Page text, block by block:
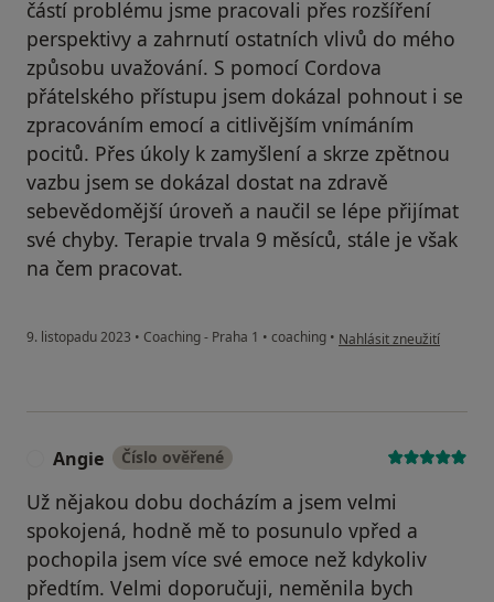
částí problému jsme pracovali přes rozšíření
perspektivy a zahrnutí ostatních vlivů do mého
způsobu uvažování. S pomocí Cordova
přátelského přístupu jsem dokázal pohnout i se
zpracováním emocí a citlivějším vnímáním
pocitů. Přes úkoly k zamyšlení a skrze zpětnou
vazbu jsem se dokázal dostat na zdravě
sebevědomější úroveň a naučil se lépe přijímat
své chyby. Terapie trvala 9 měsíců, stále je však
na čem pracovat.
9. listopadu 2023 • Coaching - Praha 1 • coaching • podle názoru uživatele
Nahlásit zneužití
Angie Číslo ověřené
Už nějakou dobu docházím a jsem velmi
spokojená, hodně mě to posunulo vpřed a
pochopila jsem více své emoce než kdykoliv
předtím. Velmi doporučuji, neměnila bych